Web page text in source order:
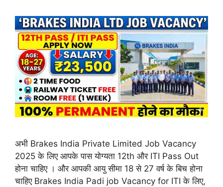
अभी Brakes India Private Limited Job Vacancy
2025 के लिए आपके पास योग्यता 12th और ITI Pass Out
होना चाहिए । और आपकी आयु सीमा 18 से 27 वर्ष के बिच होना
चाहिए Brakes India Padi job Vacancy for ITI के लिए,